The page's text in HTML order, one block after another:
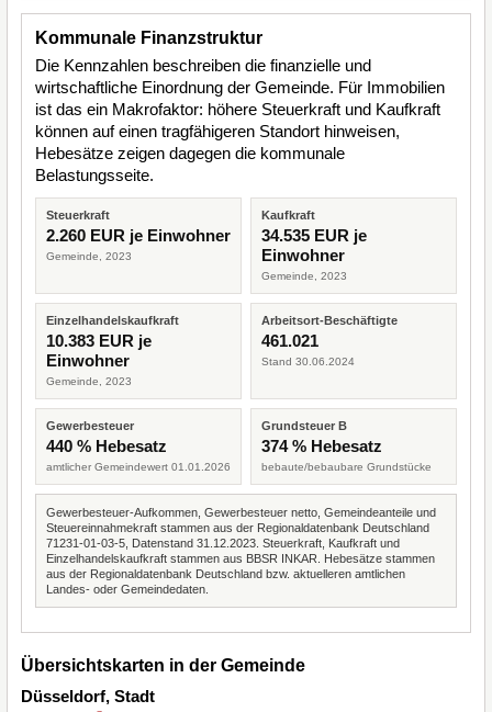
Kommunale Finanzstruktur
Die Kennzahlen beschreiben die finanzielle und
wirtschaftliche Einordnung der Gemeinde. Für Immobilien
ist das ein Makrofaktor: höhere Steuerkraft und Kaufkraft
können auf einen tragfähigeren Standort hinweisen,
Hebesätze zeigen dagegen die kommunale
Belastungsseite.
Steuerkraft
2.260 EUR je Einwohner
Gemeinde, 2023
Kaufkraft
34.535 EUR je
Einwohner
Gemeinde, 2023
Einzelhandelskaufkraft
10.383 EUR je
Einwohner
Gemeinde, 2023
Arbeitsort-Beschäftigte
461.021
Stand 30.06.2024
Gewerbesteuer
440 % Hebesatz
amtlicher Gemeindewert 01.01.2026
Grundsteuer B
374 % Hebesatz
bebaute/bebaubare Grundstücke
Gewerbesteuer-Aufkommen, Gewerbesteuer netto, Gemeindeanteile und
Steuereinnahmekraft stammen aus der Regionaldatenbank Deutschland
71231-01-03-5, Datenstand 31.12.2023. Steuerkraft, Kaufkraft und
Einzelhandelskaufkraft stammen aus BBSR INKAR. Hebesätze stammen
aus der Regionaldatenbank Deutschland bzw. aktuelleren amtlichen
Landes- oder Gemeindedaten.
Übersichtskarten in der Gemeinde
Düsseldorf, Stadt